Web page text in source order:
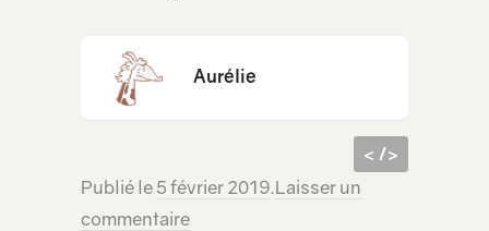
Aurélie
< />
code
Publié le 5 février 2019.Laisser un
commentaire